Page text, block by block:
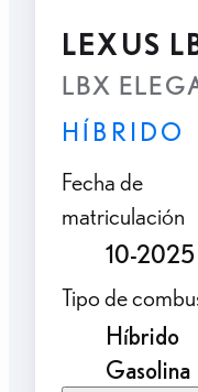
LEXUS
LBX
HÍBRIDO
Fecha de
matriculación
10-2025
Tipo de
Híbrido
Gasolina